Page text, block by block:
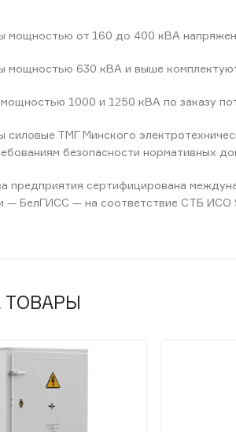
мощностью от 160 до 400 кВА
мощностью 630 кВА и выше
1000 и 1250 кВА по заказу
силовые ТМГ Минского
безопасности нормативных
предприятия сертифицирована
— БелГИСС — на соответствие СТБ ИСО